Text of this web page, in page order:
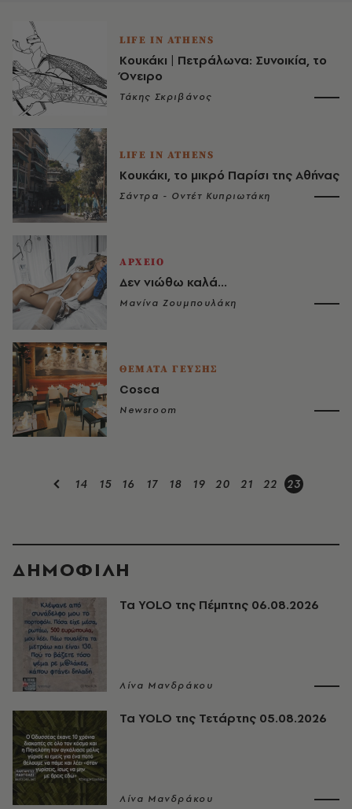
LIFE IN ATHENS
Κουκάκι | Πετράλωνα: Συνοικία, το
Όνειρο
Τάκης Σκριβάνος
LIFE IN ATHENS
Κουκάκι, το μικρό Παρίσι της Αθήνας
Σάντρα - Οντέτ Κυπριωτάκη
ΑΡΧΕΙΟ
Δεν νιώθω καλά...
Μανίνα Ζουμπουλάκη
ΘΕΜΑΤΑ ΓΕΥΣΗΣ
Cosca
Newsroom
14 15 16 17 18 19 20 21 22 23
ΔΗΜΟΦΙΛΗ
Τα YOLO της Πέμπτης 06.08.2026
Λίνα Μανδράκου
Τα YOLO της Τετάρτης 05.08.2026
Λίνα Μανδράκου